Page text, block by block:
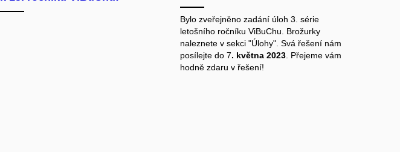
Bylo zveřejněno zadání úloh 3. série
letošního ročníku ViBuChu. Brožurky
naleznete v sekci "Úlohy". Svá řešení nám
posílejte do 7. května 2023. Přejeme vám
hodně zdaru v řešení!